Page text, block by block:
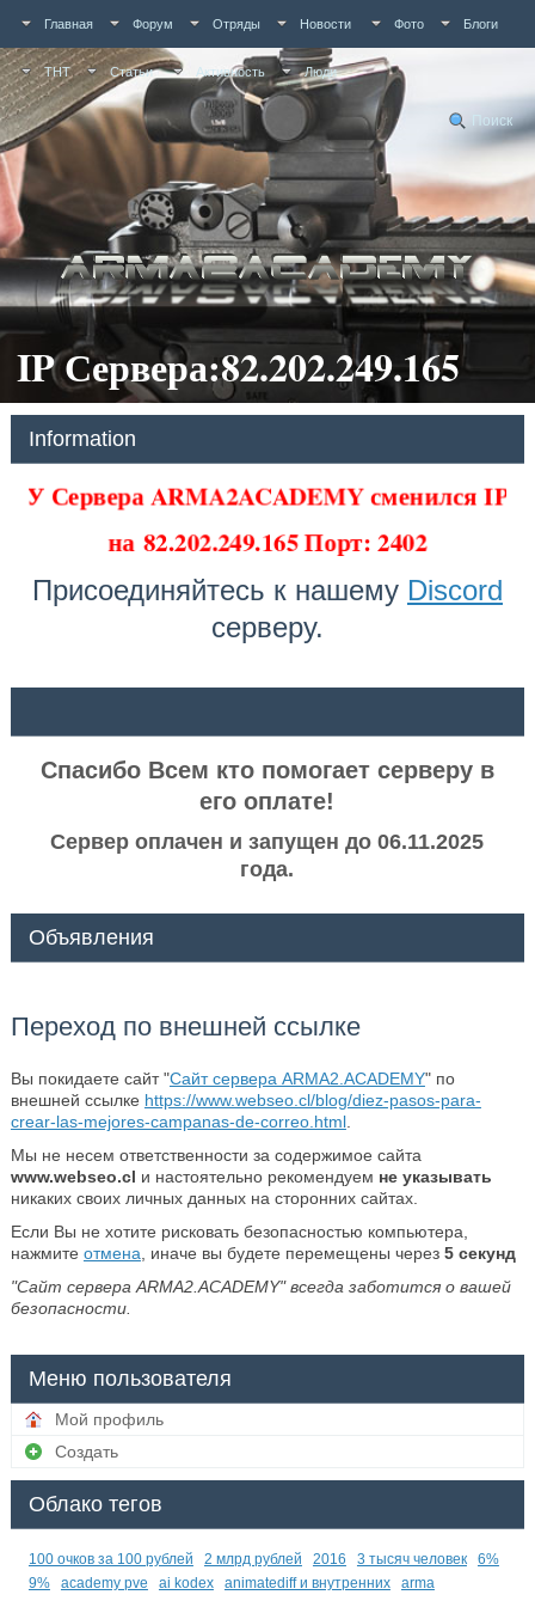
Главная Форум Отряды Новости Фото Блоги
ТНТ Статьи Активность Люди
Поиск
IP Сервера:82.202.249.165
Information
У Сервера ARMA2ACADEMY сменился IP
на 82.202.249.165 Порт: 2402
Присоединяйтесь к нашему Discord
серверу.
Спасибо Всем кто помогает серверу в
его оплате!
Сервер оплачен и запущен до 06.11.2025
года.
Объявления
Переход по внешней ссылке
Вы покидаете сайт "Сайт сервера ARMA2.ACADEMY" по
внешней ссылке https://www.webseo.cl/blog/diez-pasos-para-
crear-las-mejores-campanas-de-correo.html.
Мы не несем ответственности за содержимое сайта
www.webseo.cl и настоятельно рекомендуем не указывать
никаких своих личных данных на сторонних сайтах.
Если Вы не хотите рисковать безопасностью компьютера,
нажмите отмена , иначе вы будете перемещены через 5секунд
"Сайт сервера ARMA2.ACADEMY" всегда заботится о вашей
безопасности.
Меню пользователя
Мой профиль
Создать
Облако тегов
100 очков за 100 рублей 2 млрд рублей 2016 3 тысяч человек
6%
9%
academy pve ai kodex animatediff и внутренних arma